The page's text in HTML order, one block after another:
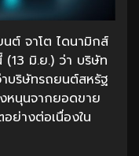
ต์ จาโต ไดนามิกส์
(13 มิ.ย.) ว่า บริษัท
บริษัทรถยนต์สหรัฐ
หนุนจากยอดขาย
ย่างต่อเนื่องใน